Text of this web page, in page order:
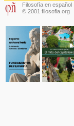
Filosofía en español
© 2001 filosofia.org